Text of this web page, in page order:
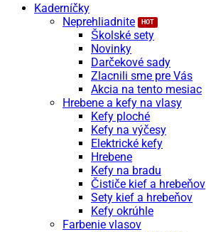
Kaderníčky
Neprehliadnite
Školské sety
Novinky
Darčekové sady
Zlacnili sme pre Vás
Akcia na tento mesiac
Hrebene a kefy na vlasy
Kefy ploché
Kefy na výčesy
Elektrické kefy
Hrebene
Kefy na bradu
Čističe kief a hrebeňov
Sety kief a hrebeňov
Kefy okrúhle
Farbenie vlasov